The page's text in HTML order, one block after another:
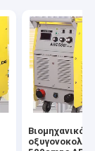
Βιομηχανικό